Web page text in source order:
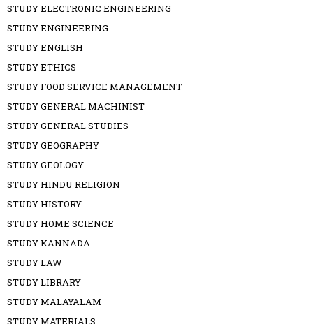
STUDY ELECTRONIC ENGINEERING
STUDY ENGINEERING
STUDY ENGLISH
STUDY ETHICS
STUDY FOOD SERVICE MANAGEMENT
STUDY GENERAL MACHINIST
STUDY GENERAL STUDIES
STUDY GEOGRAPHY
STUDY GEOLOGY
STUDY HINDU RELIGION
STUDY HISTORY
STUDY HOME SCIENCE
STUDY KANNADA
STUDY LAW
STUDY LIBRARY
STUDY MALAYALAM
STUDY MATERIALS